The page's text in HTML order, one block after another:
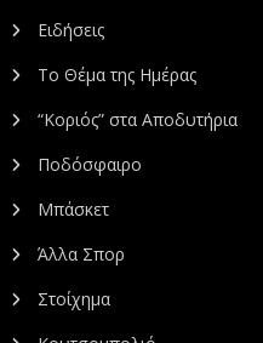
Ειδήσεις
Το Θέμα της Ημέρας
“Κοριός” στα Αποδυτήρια
Ποδόσφαιρο
Μπάσκετ
Άλλα Σπορ
Στοίχημα